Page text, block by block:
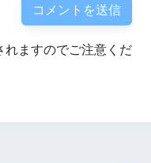
れますのでご注意くだ